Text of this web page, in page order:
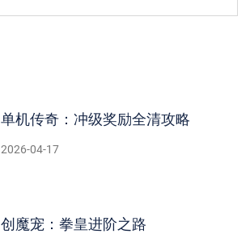
单机传奇：冲级奖励全清攻略
2026-04-17
创魔宠：拳皇进阶之路